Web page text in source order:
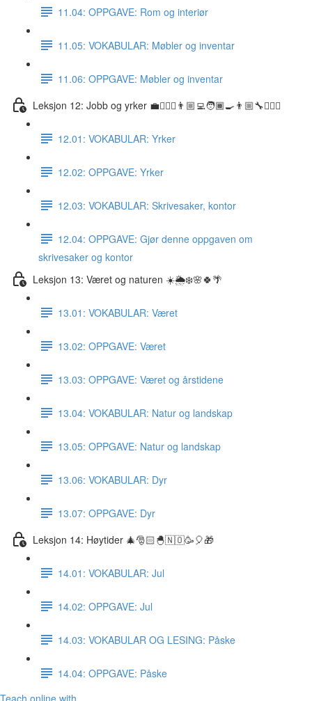
11.04: OPPGAVE: Rom og interiør
11.05: VOKABULAR: Møbler og inventar
11.06: OPPGAVE: Møbler og inventar
Leksjon 12: Jobb og yrker 💼👷🏼‍♀️👨🏼‍💻🧑🏾‍🍳👨🏼‍🔧👩🏽‍⚕️
12.01: VOKABULAR: Yrker
12.02: OPPGAVE: Yrker
12.03: VOKABULAR: Skrivesaker, kontor
12.04: OPPGAVE: Gjør denne oppgaven om
skrivesaker og kontor
Leksjon 13: Været og naturen ☀️🌦❄️🌸🍀🌴
13.01: VOKABULAR: Været
13.02: OPPGAVE: Været
13.03: OPPGAVE: Været og årstidene
13.04: VOKABULAR: Natur og landskap
13.05: OPPGAVE: Natur og landskap
13.06: VOKABULAR: Dyr
13.07: OPPGAVE: Dyr
Leksjon 14: Høytider 🎄🎅🏻🐣🇳🇴🥳🎈🎁
14.01: VOKABULAR: Jul
14.02: OPPGAVE: Jul
14.03: VOKABULAR OG LESING: Påske
14.04: OPPGAVE: Påske
Teach online with